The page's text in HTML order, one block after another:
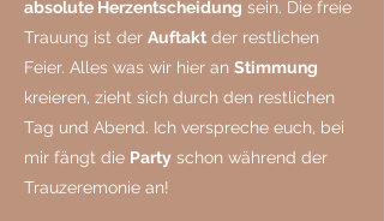
absolute Herzentscheidung sein. Die freie
Trauung ist der Auftakt der restlichen
Feier. Alles was wir hier an Stimmung
kreieren, zieht sich durch den restlichen
Tag und Abend. Ich verspreche euch, bei
mir fängt die Party schon während der
Trauzeremonie an!